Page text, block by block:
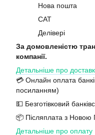
Нова пошта
САТ
Делівері
За домовленістю
компанії.
Детальніше про
💳 Онлайн оплата
посиланням)
💵 Безготівковий
📦 Післяплата з
Детальніше про оплату